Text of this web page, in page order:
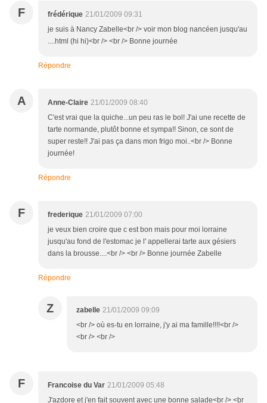
F frédérique 21/01/2009 09:31
je suis à Nancy Zabelle<br /> voir mon blog nancéen jusqu'au
....html (hi hi)<br /> <br /> Bonne journée
Répondre
A Anne-Claire 21/01/2009 08:40
C'est vrai que la quiche...un peu ras le bol! J'ai une recette de
tarte normande, plutôt bonne et sympa!! Sinon, ce sont de
super reste!! J'ai pas ça dans mon frigo moi..<br /> Bonne
journée!
Répondre
F frederique 21/01/2009 07:00
je veux bien croire que c est bon mais pour moi lorraine
jusqu'au fond de l'estomac je l' appellerai tarte aux gésiers
dans la brousse....<br /> <br /> Bonne journée Zabelle
Répondre
Z zabelle 21/01/2009 09:09
<br /> où es-tu en lorraine, j'y ai ma famille!!!!<br />
<br /> <br />
F Francoise du Var 21/01/2009 05:48
J'azdore et j'en fait souvent avec une bonne salade<br /> <br